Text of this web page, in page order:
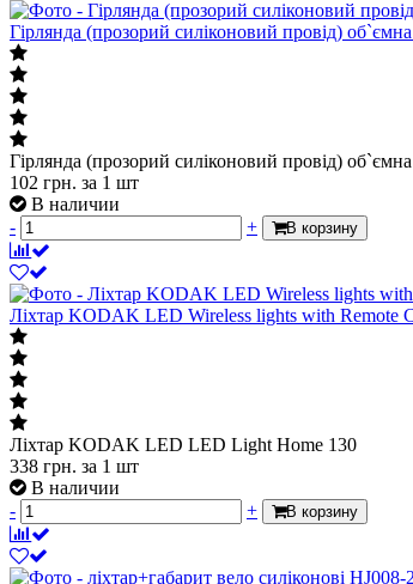
Гірлянда (прозорий силіконовий провід)
Гірлянда (прозорий силіконовий провід)
102 грн. за 1 шт
В наличии
-
+ В корзину
Лiхтар KODAK LED Wireless lights with Remote
Лiхтар KODAK LED LED Light Home 130
338 грн. за 1 шт
В наличии
-
+ В корзину